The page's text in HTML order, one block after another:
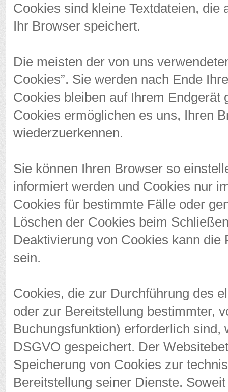
Cookies sind kleine Textdateien,
Ihr Browser speichert.
Die meisten der von uns
Cookies”. Sie werden nach Ende
Cookies bleiben auf Ihrem
Cookies ermöglichen es uns, Ihren
wiederzuerkennen.
Sie können Ihren Browser so
informiert werden und Cookies nur
Cookies für bestimmte Fälle oder
Löschen der Cookies beim
Deaktivierung von Cookies kann
sein.
Cookies, die zur Durchführung des
oder zur Bereitstellung bestimmter,
Buchungsfunktion) erforderlich
DSGVO gespeichert. Der
Speicherung von Cookies zur
Bereitstellung seiner Dienste.